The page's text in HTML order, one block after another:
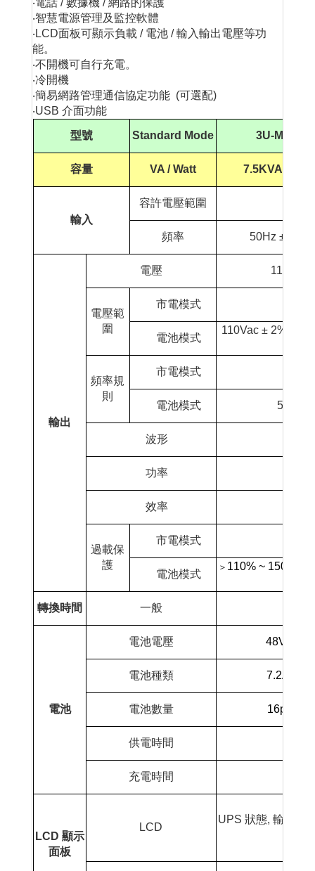
‧電話 / 數據機 / 網路的保護
‧智慧電源管理及監控軟體
‧LCD面板可顯示負載 / 電池 / 輸入輸出電壓等功
能。
‧不開機可自行充電。
‧冷開機
‧簡易網路管理通信協定功能 (可選配)
‧USB 介面功能
型號 Standard Mode 3U-M7500
容量 VA / Watt 7.5KVA/
輸入
容許電壓範圍
頻率 50Hz ±10% /
輸出
電壓 110Vac
電壓範
圍
市電模式
電池模式
110Vac ± 2%
頻率規
則
市電模式
電池模式
波形
功率
效率
過載保
護
市電模式
電池模式
＞ 110% ~ 150% 30
轉換時間 一般
電池
電池電壓 48Vdc
電池種類 7.2AH
電池數量 16pcs
供電時間
充電時間
LCD 顯示
面板
LCD
UPS 狀態, 輸入及